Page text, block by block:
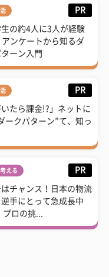
PR
生の約4人に3人が経験
アンケートから知るダ
ーン入門
PR
いたら課金!?」ネットに
ークパターン”て、知っ
える PR
はチャンス！日本の物流
逆手にとって急成長中
プロの挑...